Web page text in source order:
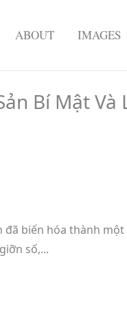
ABOUT IMAGES
Bí Mật Và
biến hóa thành một
số,...